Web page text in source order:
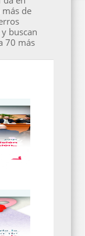
de
buscan
70 más